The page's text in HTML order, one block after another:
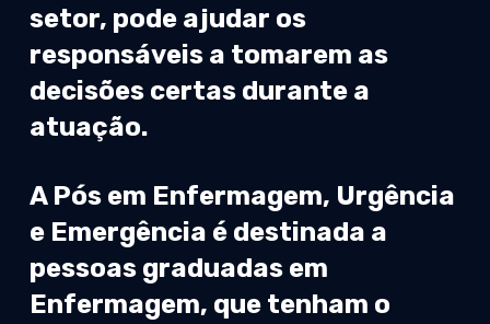
setor, pode ajudar os
responsáveis a tomarem as
decisões certas durante a
atuação.
A Pós em Enfermagem, Urgência
e Emergência é destinada a
pessoas graduadas em
Enfermagem, que tenham o